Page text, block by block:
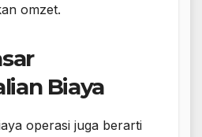
omzet.
Biaya
operasi juga berarti